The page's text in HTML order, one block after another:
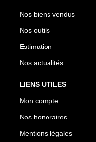
Nos biens vendus
Nos outils
Estimation
Nos actualités
LIENS UTILES
Mon compte
Nos honoraires
Mentions légales